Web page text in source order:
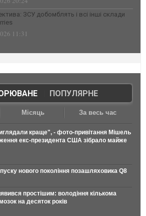
ЗСУ добомблять і всі інші склади
11:31
| ПОПУЛЯРНЕ
Місяць За весь час
краще", - фото-привітання Мішель
екс-президента США зібрало майже
нового покоління позашляховика Q8
простішим: володіння кількома
на десяток років